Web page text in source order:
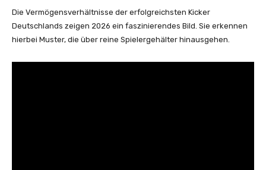
Die Vermögensverhältnisse der erfolgreichsten Kicker
Deutschlands zeigen 2026 ein faszinierendes Bild. Sie erkennen
hierbei Muster, die über reine Spielergehälter hinausgehen.